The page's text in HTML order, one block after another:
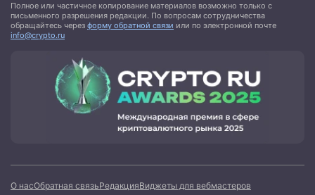
Полное или частичное копирование материалов возможно только с
письменного разрешения редакции. По вопросам сотрудничества
обращайтесь через форму обратной связи или по электронной почте
info@crypto.ru
О насОбратная связьРедакцияВиджеты для вебмастеров